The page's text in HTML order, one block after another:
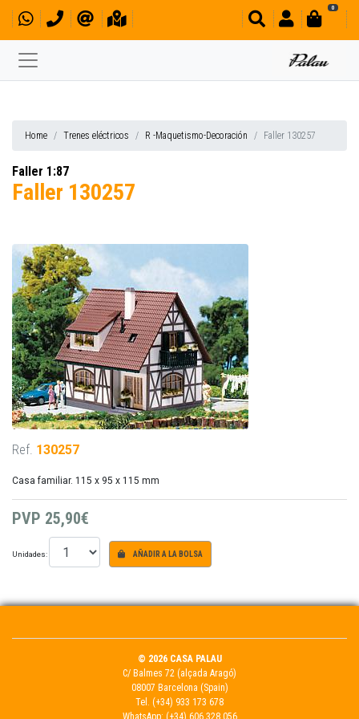
0
Home Trenes eléctricos R -Maquetismo-Decoración Faller 130257
Faller 1:87
Faller 130257
Ref. 130257
Casa familiar. 115 x 95 x 115 mm
PVP 25,90€
Unidades: AÑADIR A LA BOLSA
© 2026 CASA PALAU
C/ Balmes 72 (alçada Aragó)
08007 Barcelona (Spain)
Tel. (+34) 933 173 678
WhatsApp: (+34) 606 328 056